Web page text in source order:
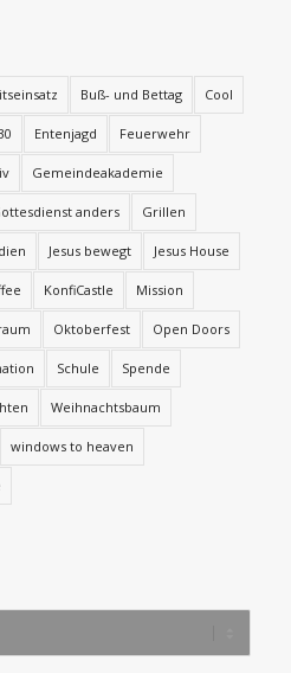
Buß- und Bettag Cool
Entenjagd Feuerwehr
Gemeindeakademie
anders Grillen
Jesus bewegt Jesus House
KonfiCastle Mission
Oktoberfest Open Doors
Schule Spende
Weihnachtsbaum
windows to heaven